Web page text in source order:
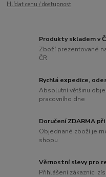
Hlídat cenu / dostupnost
Produkty skladem v
Zboží prezentované
ČR
Rychlá expedice,
Absolutní většinu
pracovního dne
Doručení ZDARMA
Objednané zboží je
shopu
Věrnostní slevy pro
Přihlášení zákazníci